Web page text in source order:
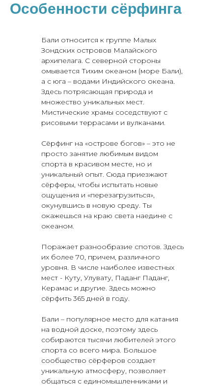
Особенности сёрфинга
Бали относится к группе Малых
Зондских островов Малайского
архипелага. С северной стороны
омывается Тихим океаном (море Бали),
а с юга – водами Индийского океана.
Здесь потрясающая природа и
множество уникальных мест.
Мистические храмы соседствуют с
рисовыми террасами и вулканами.
Сёрфинг на «острове богов» – это не
просто занятие любимым видом
спорта в красивом месте, но и
уникальный опыт. Сюда приезжают
сёрферы, чтобы испытать новые
ощущения и «перезагрузиться»,
окунувшись в новую среду. Ты
окажешься на краю света наедине с
океаном.
Поражает разнообразие спотов. Здесь
их более 70, причем, различного
уровня. В числе наиболее известных
мест - Куту, Улувату, Паданг Паданг,
Керамас и другие. Здесь можно
сёрфить 365 дней в году.
Бали – популярное место для катания
на водной доске, поэтому здесь
собираются тысячи любителей этого
спорта со всего мира. Большое
сообщество сёрферов создает
уникальную атмосферу, позволяет
общаться с единомышленниками и